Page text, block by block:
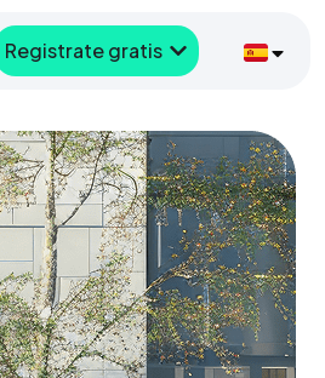
Registrate gratis